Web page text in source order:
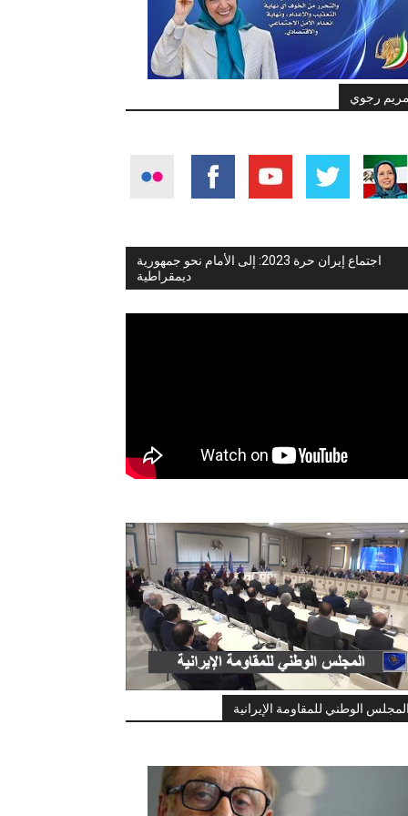
رجوي
اجتماع إيران حرة 2023: إلى الأمام نحو جمهورية
ديمقراطية
الوطني للمقاومة الإيرانية